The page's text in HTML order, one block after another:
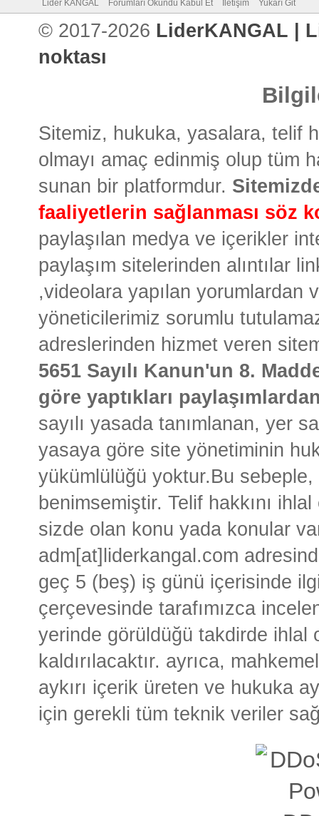
Lider KANGAL Forumları Okundu Kabul Et İletişim Yukarı Git
© 2017-2026 LiderKANGAL |
noktası
Sitemiz, hukuka, yasalara, telif
olmayı amaç edinmiş olup tüm
sunan bir platformdur.
faaliyetlerin sağlanması söz
paylaşılan medya ve içerikler
paylaşım sitelerinden alıntılar
,videolara yapılan yorumlardan
yöneticilerimiz sorumlu
adreslerinden hizmet veren
5651 Sayılı Kanun'un 8.
göre yaptıkları
sayılı yasada tanımlanan, yer
yasaya göre site yönetiminin
yükümlülüğü yoktur.Bu
benimsemiştir. Telif hakkını
sizde olan konu yada konular
adm[at]liderkangal.com
geç 5 (beş) iş günü içerisinde
çerçevesinde tarafımızca
yerinde görüldüğü takdirde ihlal
kaldırılacaktır. ayrıca,
aykırı içerik üreten ve hukuka
için gerekli tüm teknik veriler